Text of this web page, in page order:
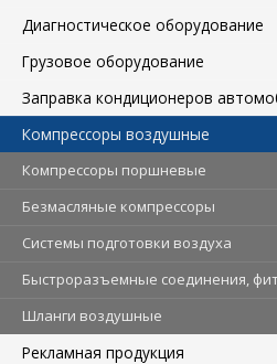
Диагностическое оборудование
Грузовое оборудование
Заправка кондиционеров
Компрессоры воздушные
Компрессоры поршневые
Безмасляные компрессоры
Системы подготовки воздуха
Быстроразъемные соединения,
Шланги воздушные
Рекламная продукция